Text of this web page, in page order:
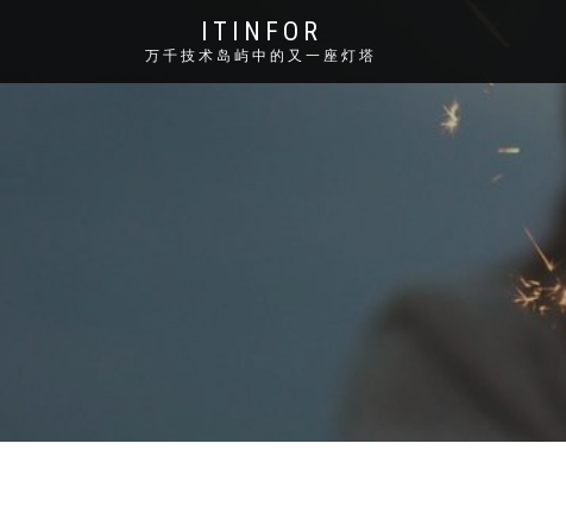
ITINFOR
万千技术岛屿中的又一座灯塔